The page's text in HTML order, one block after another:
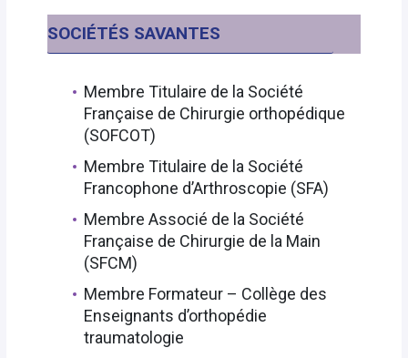
SOCIÉTÉS SAVANTES
Membre Titulaire de la Société
Française de Chirurgie orthopédique
(SOFCOT)
Membre Titulaire de la Société
Francophone d’Arthroscopie (SFA)
Membre Associé de la Société
Française de Chirurgie de la Main
(SFCM)
Membre Formateur – Collège des
Enseignants d’orthopédie
traumatologie